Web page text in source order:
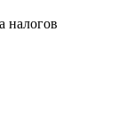
налогов